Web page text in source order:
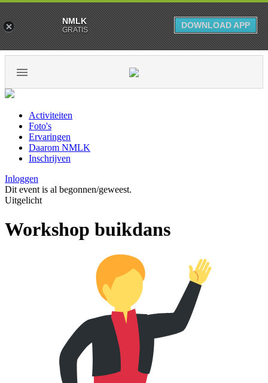
Activiteiten
Foto's
Ervaringen
Daarom NMLK
Inschrijven
Inloggen
Dit event is al begonnen/geweest.
Uitgelicht
Workshop buikdans
NMLK
GRATIS DOWNLOAD APP